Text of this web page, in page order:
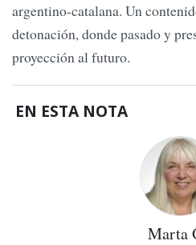
argentino-catalana. Un
detonación, donde pasado y
proyección al futuro.
EN ESTA NOTA
Marta